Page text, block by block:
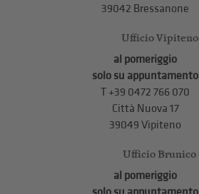
39042 Bressanone
Ufficio Vipiteno
al pomeriggio
solo su appuntamento
T +39 0472 766 070
Città Nuova 17
39049 Vipiteno
Ufficio Brunico
al pomeriggio